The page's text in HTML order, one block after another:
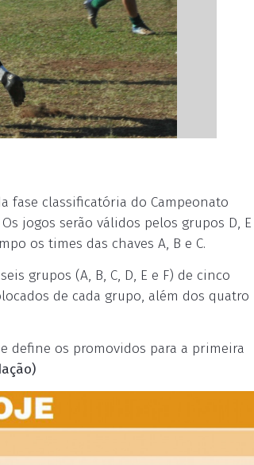
fase classificatória do Campeonato
jogos serão válidos pelos grupos D, E
os times das chaves A, B e C.
grupos (A, B, C, D, E e F) de cinco
de cada grupo, além dos quatro
define os promovidos para a primeira